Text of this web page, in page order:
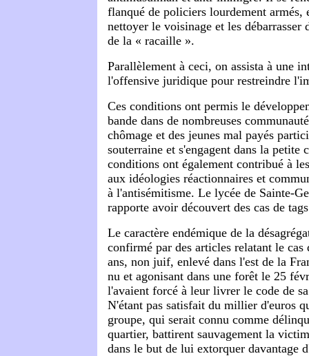
flanqué de policiers lourdement armés,
nettoyer le voisinage et les débarrasser
de la « racaille ».
Parallèlement à ceci, on assista à une
l'offensive juridique pour restreindre
Ces conditions ont permis le
bande dans de nombreuses
chômage et des jeunes mal payés
souterraine et s'engagent dans la petite
conditions ont également contribué à
aux idéologies réactionnaires et
à l'antisémitisme. Le lycée de Sainte-
rapporte avoir découvert des cas de
Le caractère endémique de la
confirmé par des articles relatant le cas
ans, non juif, enlevé dans l'est de la
nu et agonisant dans une forêt le 25
l'avaient forcé à leur livrer le code de
N'étant pas satisfait du millier d'euros
groupe, qui serait connu comme
quartier, battirent sauvagement la
dans le but de lui extorquer davantage